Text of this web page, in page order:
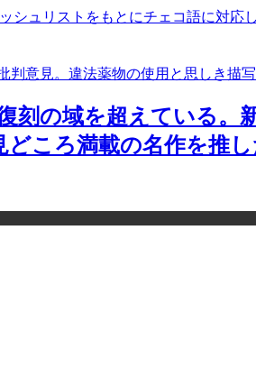
シュリストをもとにチェコ語に対
意見。違法薬物の使用と思しき描
刻の域を超えている
ころ満載の名作を推し